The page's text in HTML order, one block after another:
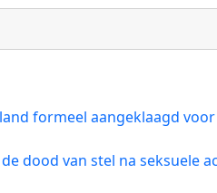
formeel aangeklaagd
dood van stel na seksuele